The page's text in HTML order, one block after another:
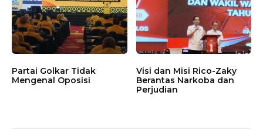
Partai Golkar Tidak
Mengenal Oposisi
Visi dan Misi Rico-Zaky
Berantas Narkoba dan
Perjudian